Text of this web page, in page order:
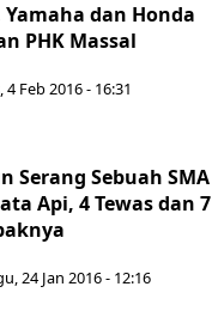
dan Honda
PHK Massal
4 Feb 2016 - 16:31
Serang Sebuah SMA
Api, 4 Tewas dan 7
24 Jan 2016 - 12:16